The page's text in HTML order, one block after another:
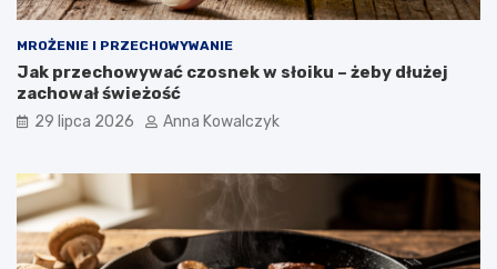
MROŻENIE I PRZECHOWYWANIE
Jak przechowywać czosnek w słoiku – żeby dłużej
zachował świeżość
29 lipca 2026 Anna Kowalczyk